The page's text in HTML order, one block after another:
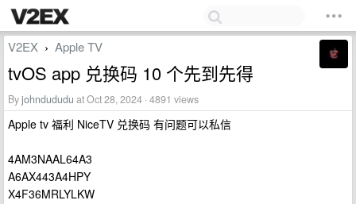
V2EX › Apple TV
tvOS app 兑换码 10 个先到先得
Byjohndududu at Oct 28, 2024 · 4891 views
Apple tv 福利 NiceTV 兑换码 有问题可以私信
4AM3NAAL64A3
A6AX443A4HPY
X4F36MRLYLKW